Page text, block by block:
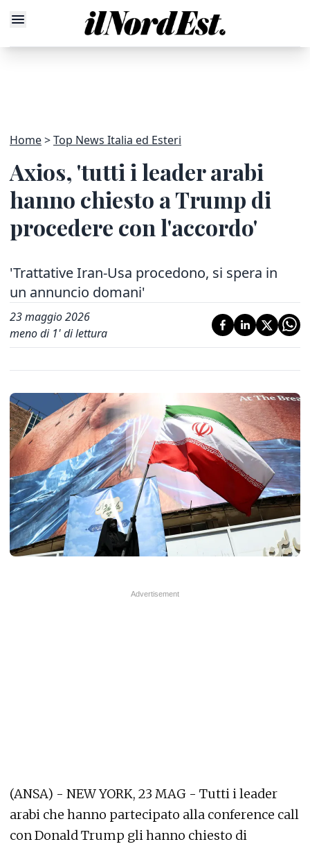
Home Top News Italia ed Esteri
Axios, 'tutti i leader arabi
hanno chiesto a Trump di
procedere con l'accordo'
'Trattative Iran-Usa procedono, si spera in
un annuncio domani'
23 maggio 2026
meno di 1' di lettura
(ANSA) - NEW YORK, 23 MAG - Tutti i leader
arabi che hanno partecipato alla conference call
con Donald Trump gli hanno chiesto di